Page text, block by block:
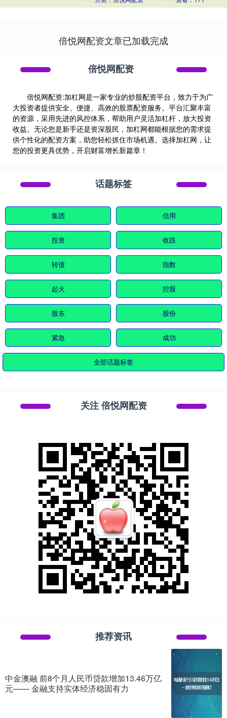
倍悦网配资文章已加载完成
倍悦网配资
倍悦网配资:加杠网是一家专业的炒股配资平台，致力于为广
大投资者提供安全、便捷、高效的股票配资服务。平台汇聚丰富
的资源，采用先进的风控体系，帮助用户灵活加杠杆，放大投资
收益。无论您是新手还是资深股民，加杠网都能根据您的需求提
供个性化的配资方案，助您轻松抓住市场机遇。选择加杠网，让
您的投资更具优势，开启财富增长新篇章！
话题标签
集团 信用
投资 收跌
转债 指数
起火 控股
股东 股份
紧急 成功
全部话题标签
关注 倍悦网配资
推荐资讯
中金澳融 前8个月人民币贷款增加13.46万亿
元—— 金融支持实体经济稳固有力